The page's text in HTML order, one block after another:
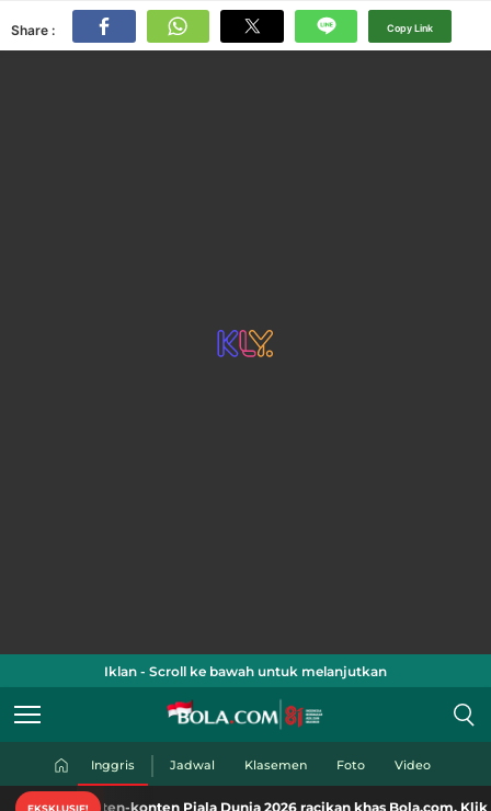
Share : Copy Link
Iklan - Scroll ke bawah untuk melanjutkan
Inggris Jadwal Klasemen Foto Video
EKSKLUSIF!
konten Piala Dunia 2026 racikan khas Bola.com. Klik di sini!